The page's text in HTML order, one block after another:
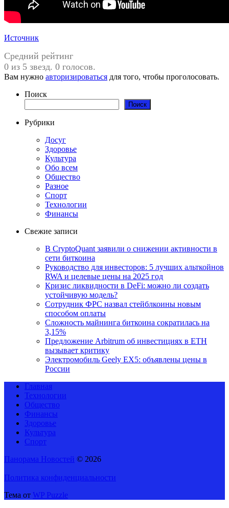
Источник
Средний рейтинг
0 из 5 звезд. 0 голосов.
Вам нужно авторизироваться для того, чтобы проголосовать.
Поиск
Поиск
Рубрики
Досуг
Здоровье
Культура
Обо всем
Общество
Разное
Спорт
Технологии
Финансы
Свежие записи
В CryptoQuant заявили о снижении активности в
сети биткоина
Руководство для инвесторов: 5 лучших альткойнов
RWA и целевые цены на 2025 год
Кризис ликвидности в DeFi: можно ли создать
устойчивую модель?
Сотрудник ФРС назвал стейблкоины новым
способом оплаты
Сложность майнинга биткоина сократилась на
3,15%
Предложение Arbitrum об инвестициях в ETH
вызывает критику
Электромобиль Geely EX5: объявлены цены в
России
Главная
Технологии
Общество
Финансы
Здоровье
Культура
Спорт
Панорама Новостей © 2026
Политика конфиденциальности
Тема от WP Puzzle